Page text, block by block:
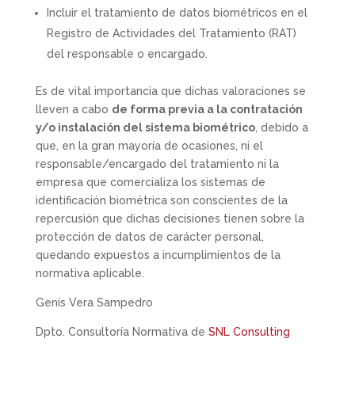
Incluir el tratamiento de datos biométricos en el
Registro de Actividades del Tratamiento (RAT)
del responsable o encargado.
Es de vital importancia que dichas valoraciones se
lleven a cabo de forma previa a la contratación
y/o instalación del sistema biométrico, debido a
que, en la gran mayoría de ocasiones, ni el
responsable/encargado del tratamiento ni la
empresa que comercializa los sistemas de
identificación biométrica son conscientes de la
repercusión que dichas decisiones tienen sobre la
protección de datos de carácter personal,
quedando expuestos a incumplimientos de la
normativa aplicable.
Genís Vera Sampedro
Dpto. Consultoría Normativa de SNL Consulting